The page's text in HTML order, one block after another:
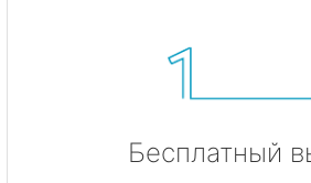
Бесплатный